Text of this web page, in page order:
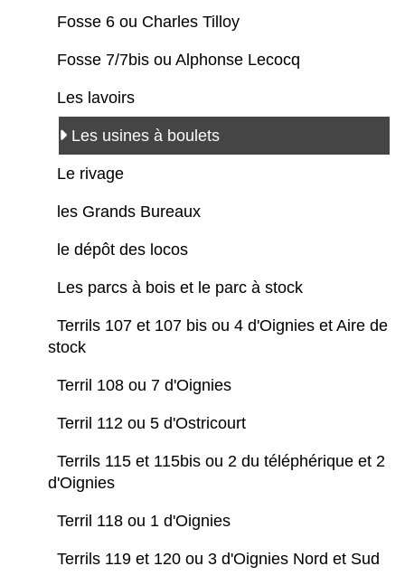
Fosse 6 ou Charles Tilloy
Fosse 7/7bis ou Alphonse Lecocq
Les lavoirs
Les usines à boulets
Le rivage
les Grands Bureaux
le dépôt des locos
Les parcs à bois et le parc à stock
Terrils 107 et 107 bis ou 4 d'Oignies et Aire de
stock
Terril 108 ou 7 d'Oignies
Terril 112 ou 5 d'Ostricourt
Terrils 115 et 115bis ou 2 du téléphérique et 2
d'Oignies
Terril 118 ou 1 d'Oignies
Terrils 119 et 120 ou 3 d'Oignies Nord et Sud